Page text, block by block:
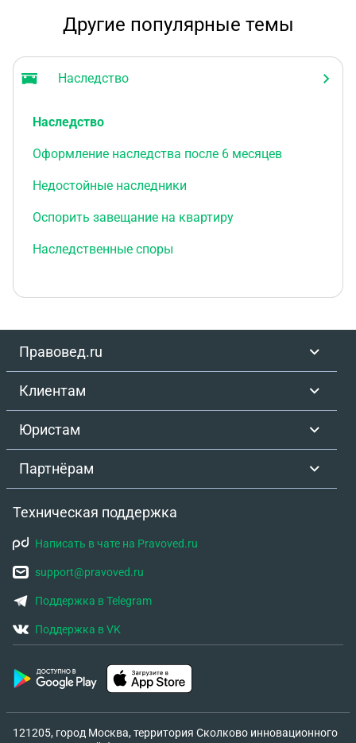
Другие популярные темы
Наследство
Наследство
Оформление наследства после 6 месяцев
Недостойные наследники
Оспорить завещание на квартиру
Наследственные споры
Правовед.ru
Клиентам
Юристам
Партнёрам
Техническая поддержка
Написать в чате на Pravoved.ru
support@pravoved.ru
Поддержка в Telegram
Поддержка в VK
121205, город Москва, территория Сколково инновационного